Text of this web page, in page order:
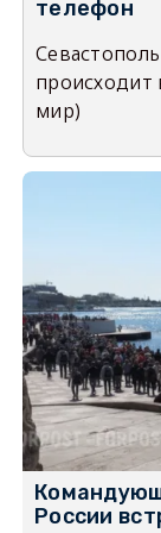
телефон
происходит
мир)
России